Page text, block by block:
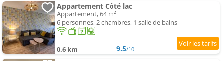
Appartement Côté lac
Appartement, 64 m²
6 personnes, 2 chambres, 1 salle de bains
0.6 km 9.5/10